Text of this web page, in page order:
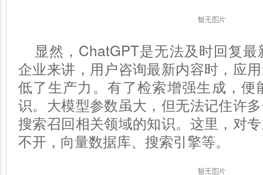
显然，ChatGPT是无法及时回复
企业来讲，用户咨询最新内容时，应
低了生产力。有了检索增强生成，
识。大模型参数虽大，但无法记住许
搜索召回相关领域的知识。这里，对
不开，向量数据库、搜索引擎等。